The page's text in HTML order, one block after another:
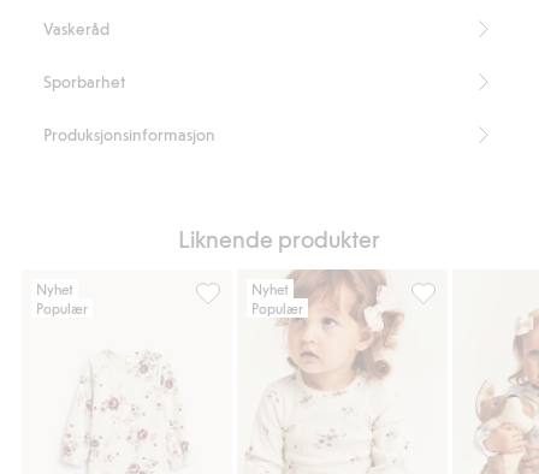
Trykknapper på skulderen og i skrittet.
Inneholder 95 % økologisk bomull.
Organic cotton – GOTS
Vaskeråd
Sporbarhet
Produksjonsinformasjon
Liknende produkter
Nyhet
Populær
Langermet blomstrete body, Legg til i
Nyhet
Populær
Ribbet body